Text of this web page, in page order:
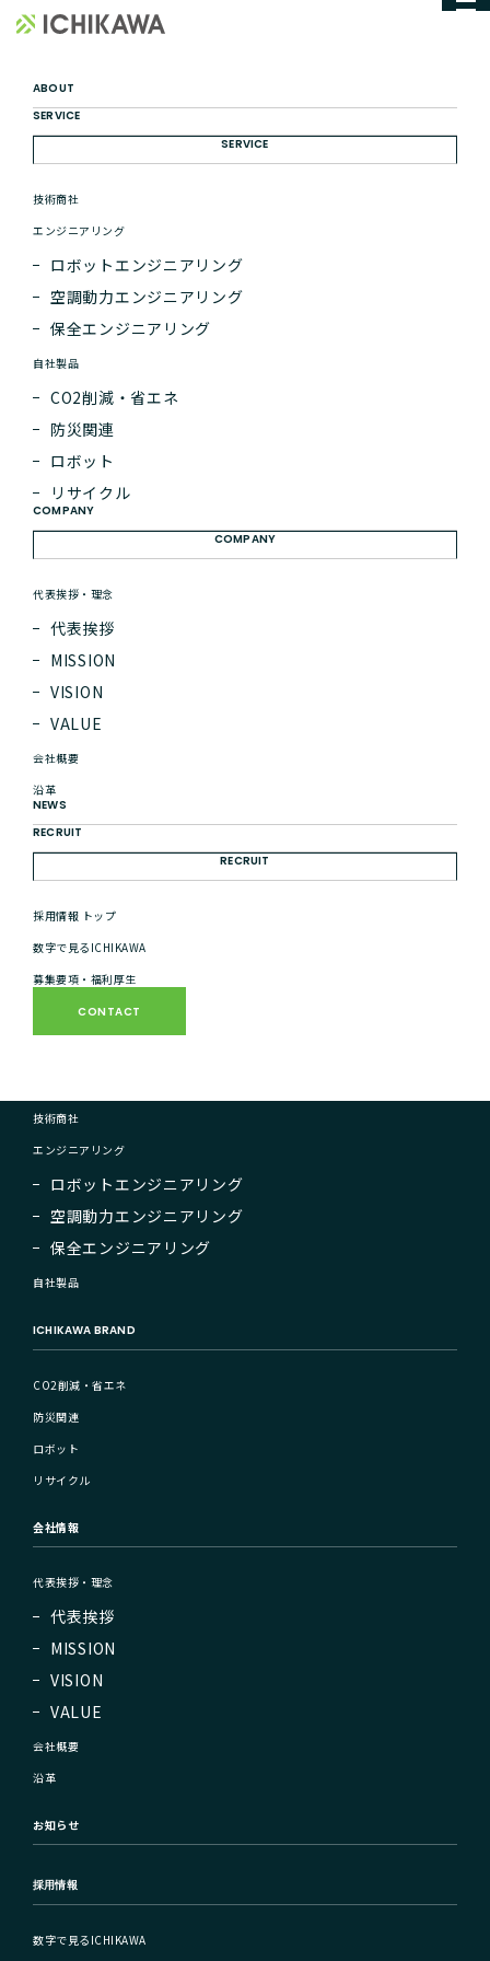
ABOUT
SERVICE
SERVICE
技術商社
エンジニアリング
ロボットエンジニアリング
空調動力エンジニアリング
保全エンジニアリング
自社製品
CO2削減・省エネ
防災関連
ロボット
リサイクル
COMPANY
COMPANY
代表挨拶・理念
代表挨拶
MISSION
VISION
VALUE
会社概要
沿革
NEWS
RECRUIT
RECRUIT
採用情報 トップ
数字で見るICHIKAWA
募集要項・福利厚生
CONTACT
THANKS
HOME お問い合わせ
お問い合わせいただきありがとうございます
ご入力いただきましたメールアドレス宛に確認メールを自動的に送信しております。
しばらく経過してもメールが受け取れない場合は、メールアドレスの入力に誤記が
あったか、もしくは、弊社からのご連絡アドレスが迷惑メールフォルダに入ってる可
能性もございます。
株式会社ICHIKAWA
〒730-0041 広島市中区小町3番17号
ICHIKAWAを知る
技術商社
エンジニアリング
ロボットエンジニアリング
空調動力エンジニアリング
保全エンジニアリング
自社製品
ICHIKAWA BRAND
CO2削減・省エネ
防災関連
ロボット
リサイクル
会社情報
代表挨拶・理念
代表挨拶
MISSION
VISION
VALUE
会社概要
沿革
お知らせ
採用情報
数字で見るICHIKAWA